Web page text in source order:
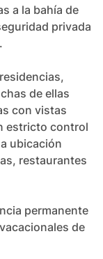
a la bahía de
privada
de ellas
con vistas
estricto control
ubicación
restaurantes
permanente
de